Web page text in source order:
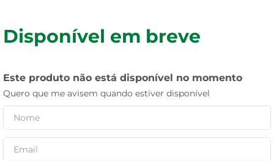
Disponível em breve
Este produto não está disponível no momento
Quero que me avisem quando estiver disponível